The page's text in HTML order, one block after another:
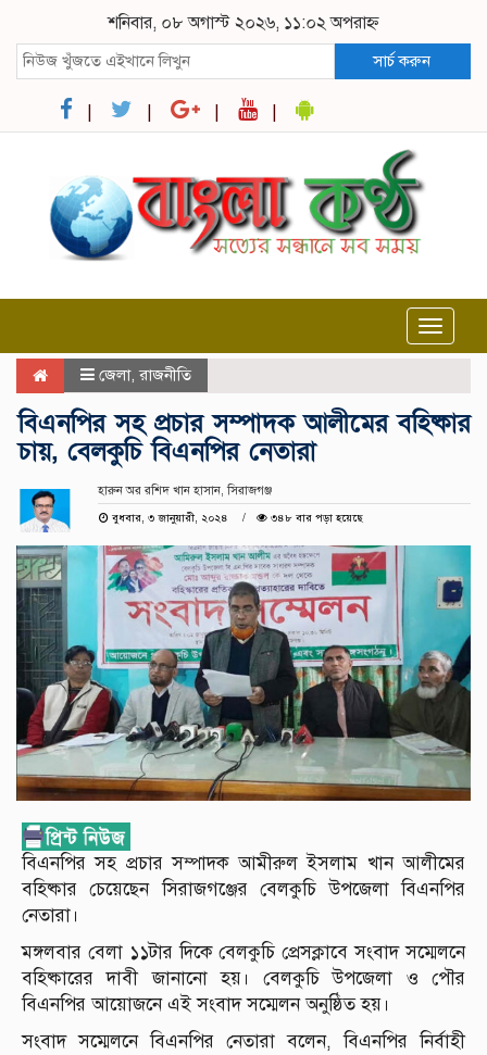
শনিবার, ০৮ অগাস্ট ২০২৬, ১১:০২ অপরাহ্ন
সার্চ করুন
Toggle
জেলা, রাজনীতি
বিএনপির সহ প্রচার সম্পাদক আলীমের বহিষ্কার
চায়, বেলকুচি বিএনপির নেতারা
হারুন অর রশিদ খান হাসান, সিরাজগঞ্জ
বুধবার, ৩ জানুয়ারী, ২০২৪
৩৪৮ বার পড়া হয়েছে
বিএনপির সহ প্রচার সম্পাদক আমীরুল ইসলাম খান আলীমের
বহিষ্কার চেয়েছেন সিরাজগঞ্জের বেলকুচি উপজেলা বিএনপির
নেতারা।
মঙ্গলবার বেলা ১১টার দিকে বেলকুচি প্রেসক্লাবে সংবাদ সম্মেলনে
বহিষ্কারের দাবী জানানো হয়। বেলকুচি উপজেলা ও পৌর
বিএনপির আয়োজনে এই সংবাদ সম্মেলন অনুষ্ঠিত হয়।
সংবাদ সম্মেলনে বিএনপির নেতারা বলেন, বিএনপির নির্বাহী